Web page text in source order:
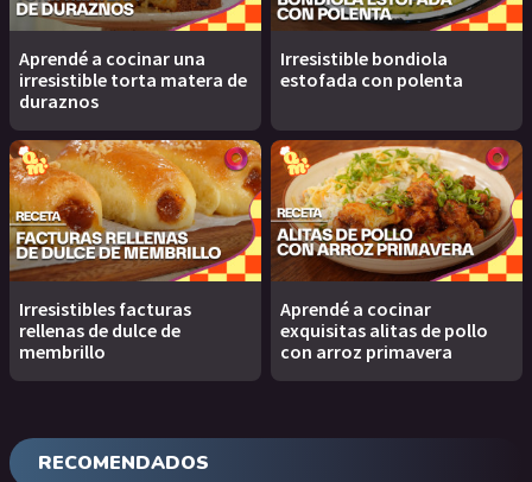
Aprendé a cocinar una
irresistible torta matera de
duraznos
Irresistible bondiola
estofada con polenta
Irresistibles facturas
rellenas de dulce de
membrillo
Aprendé a cocinar
exquisitas alitas de pollo
con arroz primavera
RECOMENDADOS